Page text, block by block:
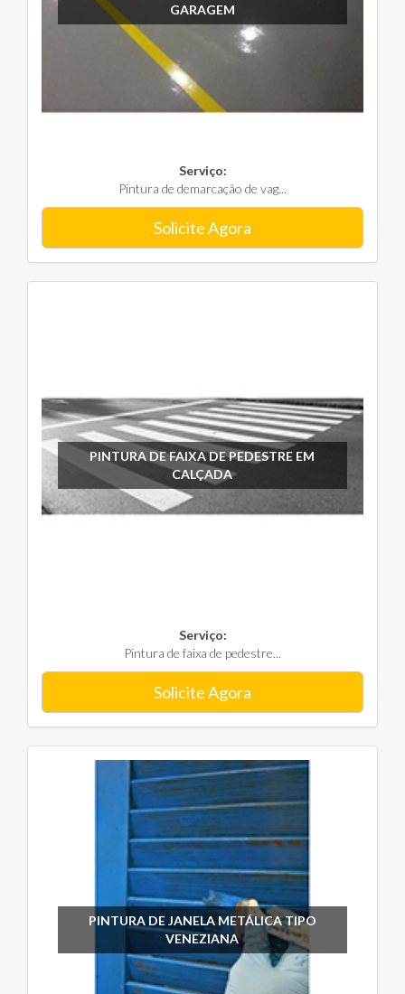
GARAGEM
Serviço:
Pintura de demarcação de vag...
Solicite Agora
PINTURA DE FAIXA DE PEDESTRE EM
CALÇADA
Serviço:
Pintura de faixa de pedestre...
Solicite Agora
PINTURA DE JANELA METÁLICA TIPO
VENEZIANA